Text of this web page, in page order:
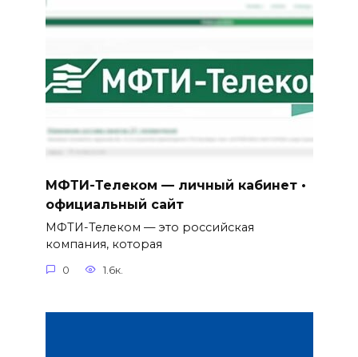
МФТИ-Телеком — личный кабинет •
официальный сайт
МФТИ-Телеком — это российская
компания, которая
0 1.6к.